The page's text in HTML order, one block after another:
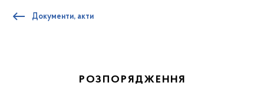
Документи, акти
РОЗПОРЯДЖЕННЯ